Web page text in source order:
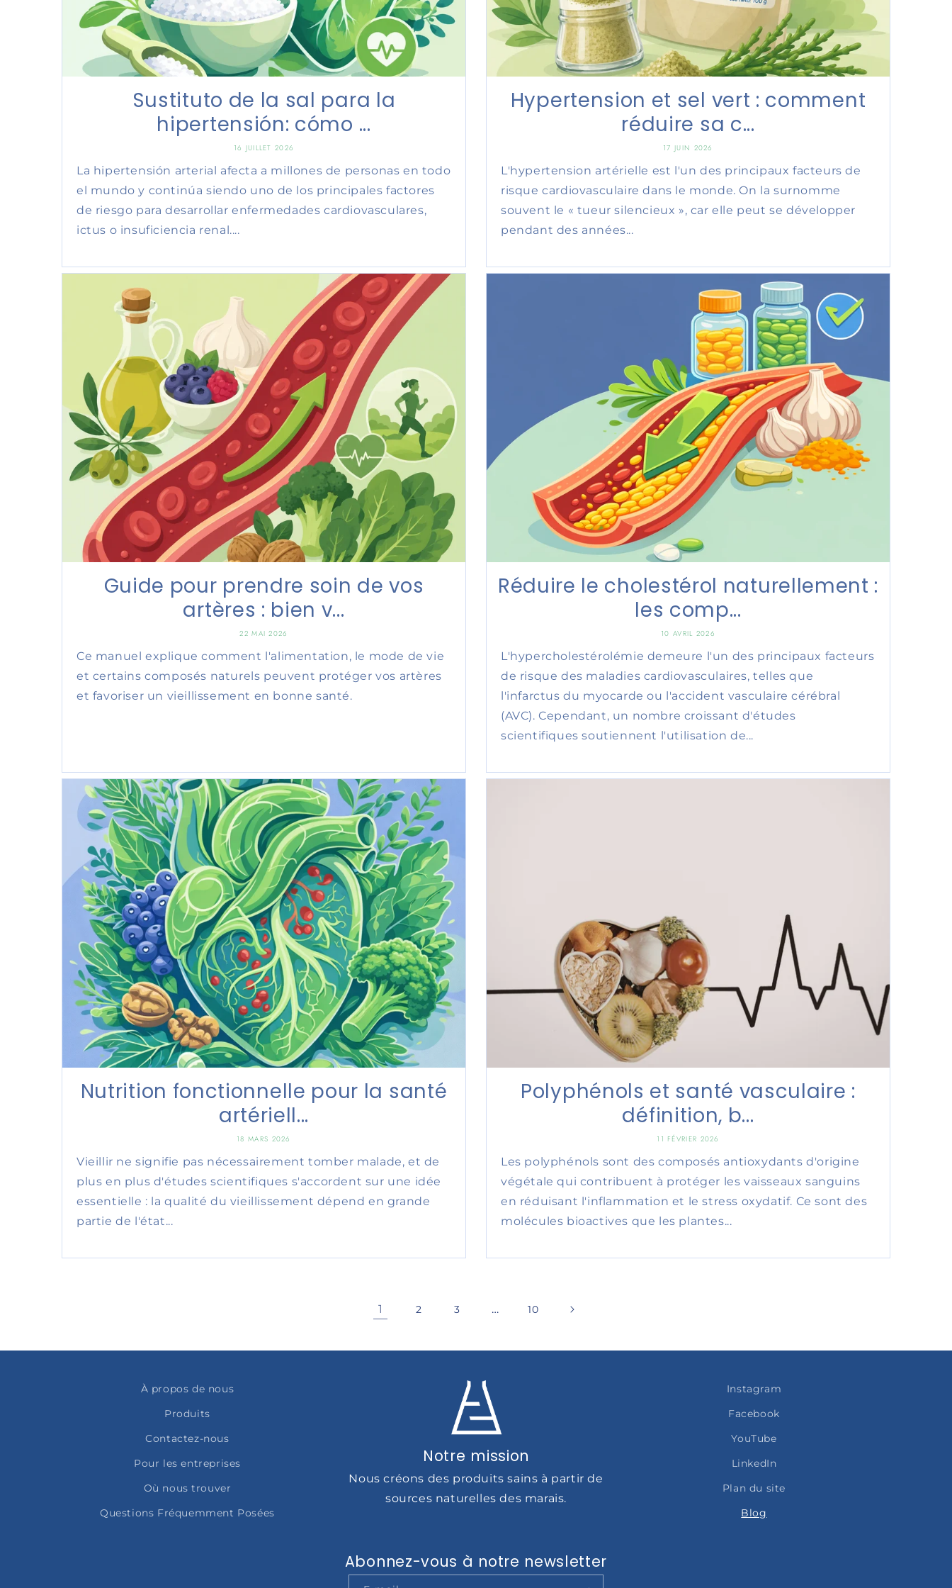
Sustituto de la sal para la
hipertensión: cómo ...
16 JUILLET 2026
La hipertensión arterial afecta a millones de personas en todo
el mundo y continúa siendo uno de los principales factores
de riesgo para desarrollar enfermedades cardiovasculares,
ictus o insuficiencia renal....
Hypertension et sel vert : comment
réduire sa c...
17 JUIN 2026
L'hypertension artérielle est l'un des principaux facteurs de
risque cardiovasculaire dans le monde. On la surnomme
souvent le « tueur silencieux », car elle peut se développer
pendant des années...
Guide pour prendre soin de vos
artères : bien v...
22 MAI 2026
Ce manuel explique comment l'alimentation, le mode de vie
et certains composés naturels peuvent protéger vos artères
et favoriser un vieillissement en bonne santé.
Réduire le cholestérol naturellement :
les comp...
10 AVRIL 2026
L'hypercholestérolémie demeure l'un des principaux facteurs
de risque des maladies cardiovasculaires, telles que
l'infarctus du myocarde ou l'accident vasculaire cérébral
(AVC). Cependant, un nombre croissant d'études
scientifiques soutiennent l'utilisation de...
Nutrition fonctionnelle pour la santé
artériell...
18 MARS 2026
Vieillir ne signifie pas nécessairement tomber malade, et de
plus en plus d'études scientifiques s'accordent sur une idée
essentielle : la qualité du vieillissement dépend en grande
partie de l'état...
Polyphénols et santé vasculaire :
définition, b...
11 FÉVRIER 2026
Les polyphénols sont des composés antioxydants d'origine
végétale qui contribuent à protéger les vaisseaux sanguins
en réduisant l'inflammation et le stress oxydatif. Ce sont des
molécules bioactives que les plantes...
1 2 3 … 10
À propos de nous
Produits
Contactez-nous
Pour les entreprises
Où nous trouver
Questions Fréquemment Posées
Notre mission
Nous créons des produits sains à partir de
sources naturelles des marais.
Instagram
Facebook
YouTube
LinkedIn
Plan du site
Blog
Abonnez-vous à notre newsletter